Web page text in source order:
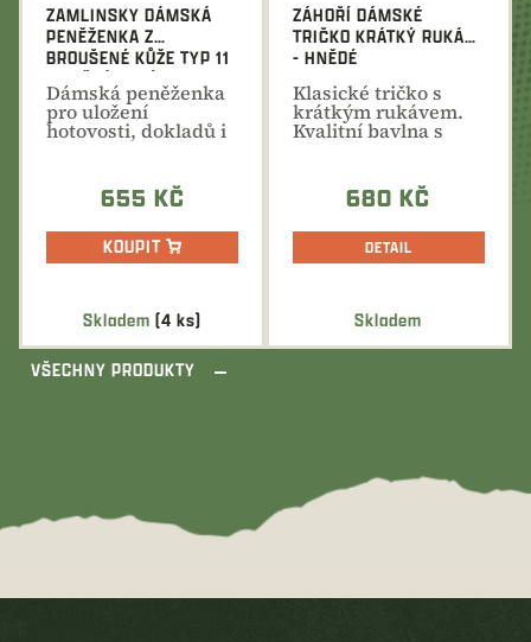
Skladem(4 ks)
ZAMLINSKY DÁMSKÁ
PENĚŽENKA Z
BROUŠENÉ KŮŽE TYP 11
- HNĚDÁ - PSÍ STOPY
Dámská peněženka
pro uložení
hotovosti, dokladů i
karet. Broušená
655 KČ
KOUPIT
Skladem
ZÁHOŘÍ DÁMSKÉ
TRIČKO KRÁTKÝ RUKÁV
- HNĚDÉ
Klasické tričko s
krátkým rukávem.
Kvalitní bavlna s
680 KČ
DETAIL
VŠECHNY PRODUKTY